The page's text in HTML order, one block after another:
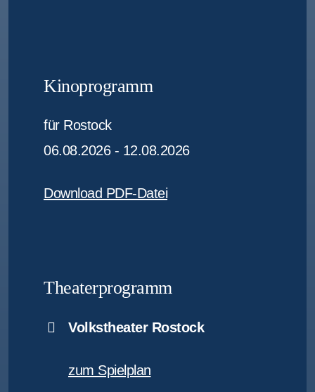
Kinoprogramm
für Rostock
06.08.2026 - 12.08.2026
Download PDF-Datei
Theaterprogramm
Volkstheater Rostock
zum Spielplan